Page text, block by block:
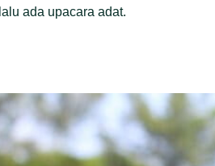
ada upacara adat.